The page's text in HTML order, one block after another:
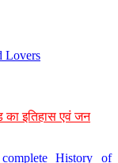
Lovers
का इतिहास एवं जन
History of